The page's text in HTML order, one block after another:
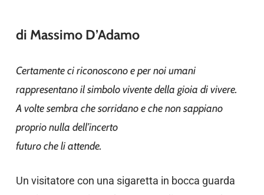
di Massimo D’Adamo
Certamente ci riconoscono e per noi umani
rappresentano il simbolo vivente della gioia di vivere.
A volte sembra che sorridano e che non sappiano
proprio nulla dell’incerto
futuro che li attende.
Un visitatore con una sigaretta in bocca guarda